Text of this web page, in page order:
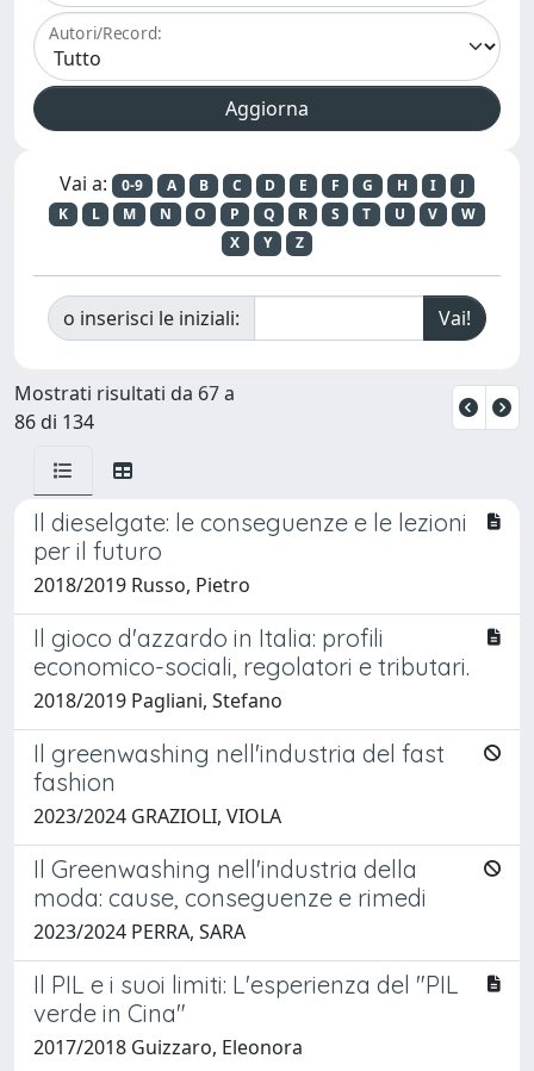
Autori/Record:
Vai a: 0-9 A B C D E F G H I
J
K
L M N O P Q R S T U V
W
X
Y Z
o inserisci le iniziali:
Mostrati risultati da 67 a
86 di 134
Il dieselgate: le conseguenze e le lezioni
per il futuro
2018/2019 Russo, Pietro
Il gioco d'azzardo in Italia: profili
economico-sociali, regolatori e tributari.
2018/2019 Pagliani, Stefano
Il greenwashing nell'industria del fast
fashion
2023/2024 GRAZIOLI, VIOLA
Il Greenwashing nell'industria della
moda: cause, conseguenze e rimedi
2023/2024 PERRA, SARA
Il PIL e i suoi limiti: L'esperienza del "PIL
verde in Cina"
2017/2018 Guizzaro, Eleonora